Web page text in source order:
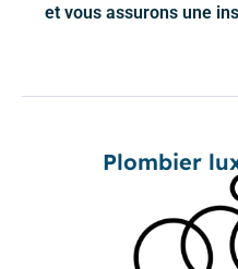
et vous assurons une
Plombier